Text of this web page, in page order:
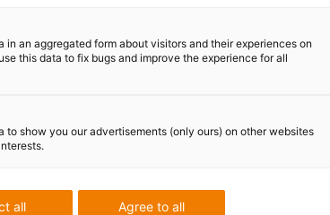
Chat-Service
Montag bis Freitag: 8 – 20 Uhr
in an aggregated form about visitors and their experiences on
this data to fix bugs and improve the experience for all
to show you our advertisements (only ours) on other websites
Agree to all
all